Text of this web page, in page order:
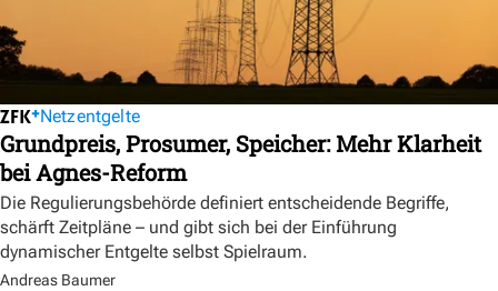
Netzentgelte
Grundpreis, Prosumer, Speicher: Mehr Klarheit
bei Agnes-Reform
Die Regulierungsbehörde definiert entscheidende Begriffe,
schärft Zeitpläne – und gibt sich bei der Einführung
dynamischer Entgelte selbst Spielraum.
Andreas Baumer